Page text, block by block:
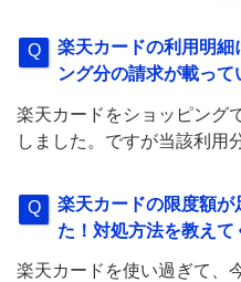
楽天カードの利用明
ング分の請求が載って
楽天カードをショッピング
しました。ですが当該利用
楽天カードの限度額が
た！対処方法を教えて
楽天カードを使い過ぎて、